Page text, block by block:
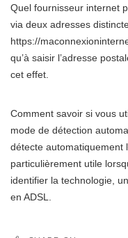
Quel fournisseur internet
via deux adresses
https://
qu’à saisir l’adresse
cet effet.
Comment savoir si vous
mode de détection
détecte automatiquement
particulièrement utile
identifier la technologie,
en ADSL.